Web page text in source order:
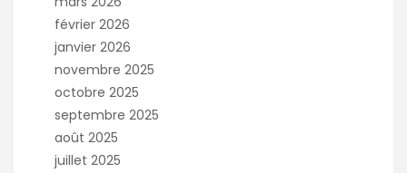
février 2026
janvier 2026
novembre 2025
octobre 2025
septembre 2025
août 2025
juillet 2025